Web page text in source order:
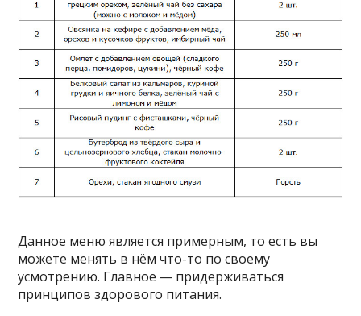
Данное меню является примерным, то есть вы
можете менять в нём что-то по своему
усмотрению. Главное — придерживаться
принципов здорового питания.